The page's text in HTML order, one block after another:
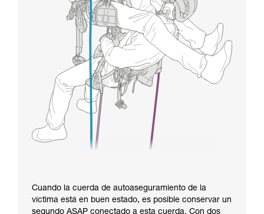
Cuando la cuerda de autoaseguramiento de la
víctima está en buen estado, es posible conservar un